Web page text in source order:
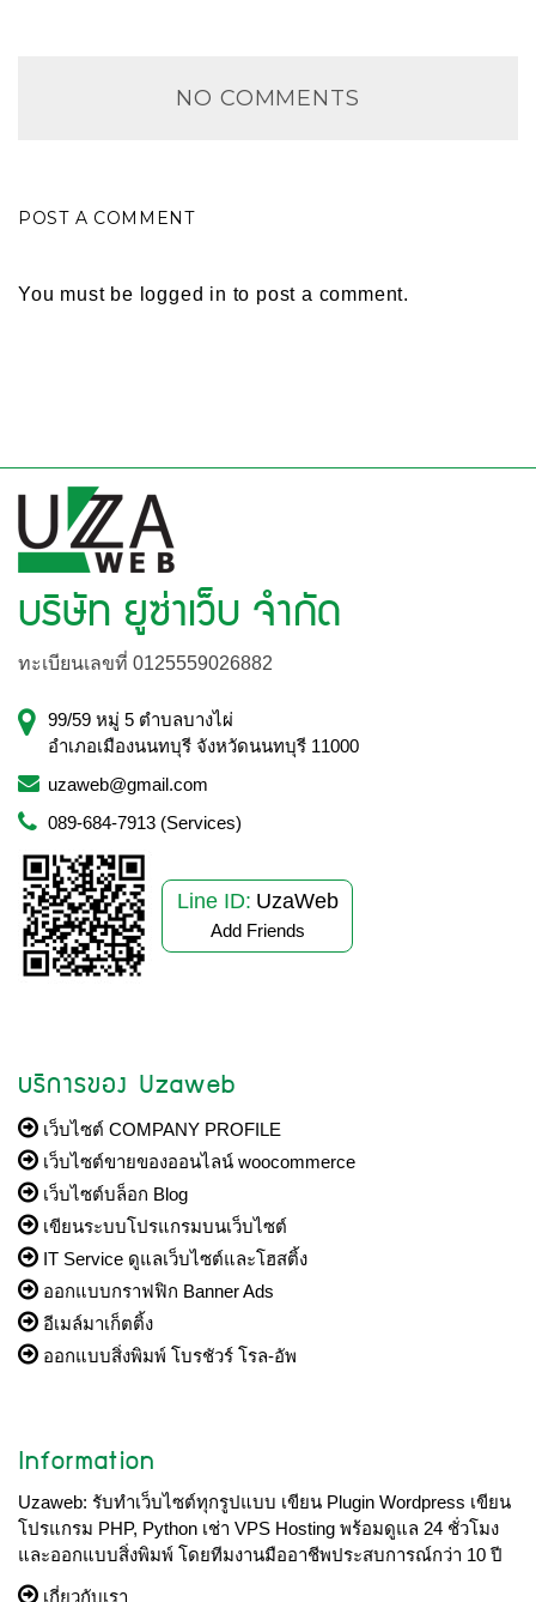
NO COMMENTS
POST A COMMENT
You must be logged in to post a comment.
บริษัท ยูซ่าเว็บ จำกัด
ทะเบียนเลขที่ 0125559026882
99/59 หมู่ 5 ตำบลบางไผ่
อำเภอเมืองนนทบุรี จังหวัดนนทบุรี 11000
uzaweb@gmail.com
089-684-7913 (Services)
Line ID: UzaWeb
Add Friends
บริการของ Uzaweb
เว็บไซต์ COMPANY PROFILE
เว็บไซต์ขายของออนไลน์ woocommerce
เว็บไซต์บล็อก Blog
เขียนระบบโปรแกรมบนเว็บไซต์
IT Service ดูแลเว็บไซต์และโฮสติ้ง
ออกแบบกราฟฟิก Banner Ads
อีเมล์มาเก็ตติ้ง
ออกแบบสิ่งพิมพ์ โบรชัวร์ โรล-อัพ
Information
Uzaweb: รับทำเว็บไซต์ทุกรูปแบบ เขียน Plugin Wordpress เขียน
โปรแกรม PHP, Python เช่า VPS Hosting พร้อมดูแล 24 ชั่วโมง
และออกแบบสิ่งพิมพ์ โดยทีมงานมืออาชีพประสบการณ์กว่า 10 ปี
เกี่ยวกับเรา